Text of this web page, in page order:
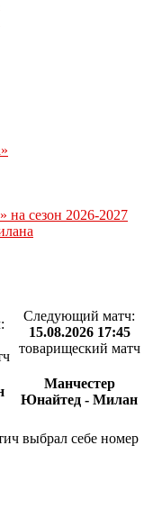
на сезон 2026-2027
Следующий матч:
15.08.2026 17:45
товарищеский матч
Манчестер
Юнайтед - Милан
выбрал себе номер